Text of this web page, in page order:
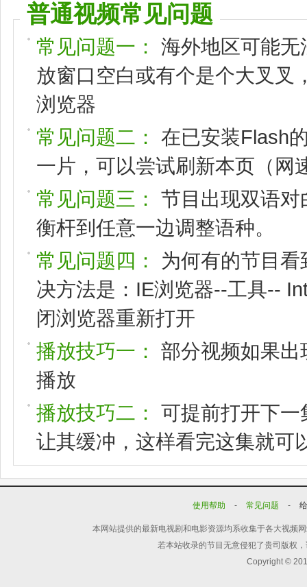
普通视频常见问题
常见问题一：
海外地区可能
放窗口空白或有个是个大叉叉
浏览器
常见问题二：
在已安装Flash
一片，可以尝试刷新本页（网
常见问题三：
节目出现双语
衡杆到任意一边调整语种。
常见问题四：
为何有的节目
决方法是：IE浏览器--工具--
闭浏览器重新打开
播放技巧一：
部分视频如果
播放
播放技巧二：
可提前打开下
让其缓冲，这样看完这集就可
使用帮助 - 常见问题 -
本网站提供的最新电视剧和电影资源均系收集于各大视频
若本站收录的节目无意侵犯了贵司版权
Copyright ©